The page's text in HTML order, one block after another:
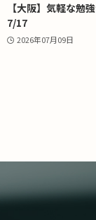
【大阪】気軽な勉
7/17
2026年07月09日